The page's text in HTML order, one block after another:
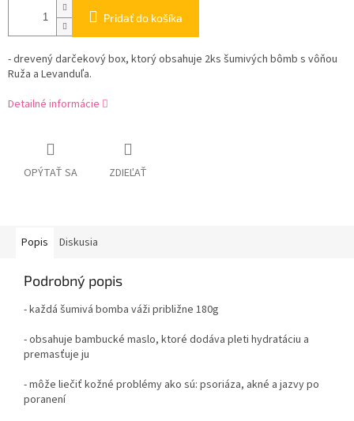
Pridať do košíka
- drevený darčekový box, ktorý obsahuje 2ks šumivých bômb s vôňou
Ruža a Levanduľa.
Detailné informácie
OPÝTAŤ SA ZDIEĽAŤ
Popis Diskusia
Podrobný popis
- každá šumivá bomba váži približne 180g
- obsahuje bambucké maslo, ktoré dodáva pleti hydratáciu a
premasťuje ju
- môže liečiť kožné problémy ako sú: psoriáza, akné a jazvy po
poranení